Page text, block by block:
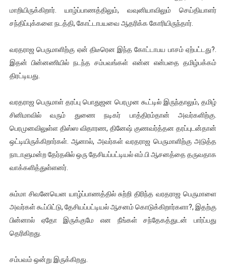
ஜனாதிபதி ஐக்கிய நாடுகளின் பொதுச் சபை கூட்டத்தில் இன்று
வலிமை தான் அஜித் திரைப்பயணத்திலே அதிக காலெக்ஷன் செய்த
அல்வா கொடுக்கின்றது இலங்கை!
2ஆம் நாள் உக்ரைன் யுத்தம்!! எங்களைத் தனிமையில்
மாறியிருக்கிறார். யாழ்ப்பாணத்திலும், வவுனியாவிலும் செய்தியாளர்
சந்திப்புக்களை நடத்தி, கோட்டாபயவை ஆதரிக்க கோரியிருந்தார்.
வரதராஜ பெருமாளிற்கு ஏன் திடீரென இந்த கோட்டாபய பாசம் ஏற்பட்டது?.
இதன் பின்னணியில் நடந்த சம்பவங்கள் என்ன என்பதை தமிழ்பக்கம்
திரட்டியது.
வரதராஜ பெருமாள் தரப்பு பொதுஜன பெரமுன கூட்டில் இருந்தாலும், தமிழ்
சினிமாவில் வரும் துணை நடிகர் பாத்திரம்தான் அவர்களிற்கு.
பெரமுனவிலுள்ள திஸ்ஸ விதாரண, தினேஷ் குணவர்த்தன தரப்புடன்தான்
ஒட்டியிருக்கிறார்கள். ஆனால், அவர்கள் வரதராஜ பெருமாளிற்கு அடுத்த
நாடாளுமன்ற தேர்தலில் ஒரு தேசியப்பட்டியல் எம்.பி ஆசனத்தை தருவதாக
வாக்களித்துள்ளனர்.
சும்மா சிவனேயென யாழ்ப்பாணத்தில் சுற்றி திரிந்த வரதராஜ பெருமாளை
அவர்கள் கூப்பிட்டு, தேசியப்பட்டியல் ஆசனம் கொடுக்கிறார்களா?, இதற்கு
பின்னால் ஏதோ இருக்குமே என நீங்கள் சந்தேகத்துடன் பார்ப்பது
தெரிகிறது.
சம்பவம் ஒன்று இருக்கிறது.